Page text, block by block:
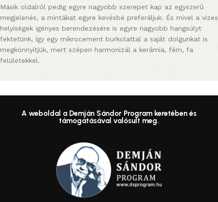
Másik oldalról pedig egyre nagyobb szerepet kap az egyszerű
megjelenés, a mintákat egyre kevésbé preferáljuk. És mivel a vizes
helyiségek igényes berendezésére is egyre nagyobb hangsúlyt
fektetünk, így egy mikrocement burkolattal a saját dolgunkat is
megkönnyítjük, mert szépen harmonizál a kerámia, fém, fa
felületekkel.
A weboldal a Demján Sándor Program keretében és
támogatásával valósult meg.